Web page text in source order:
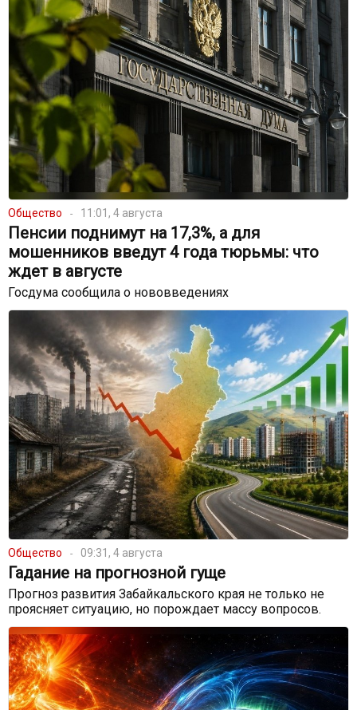
Общество 11:01, 4 августа
Пенсии поднимут на 17,3%, а для
мошенников введут 4 года тюрьмы: что
ждет в августе
Госдума сообщила о нововведениях
Общество 09:31, 4 августа
Гадание на прогнозной гуще
Прогноз развития Забайкальского края не только не
проясняет ситуацию, но порождает массу вопросов.